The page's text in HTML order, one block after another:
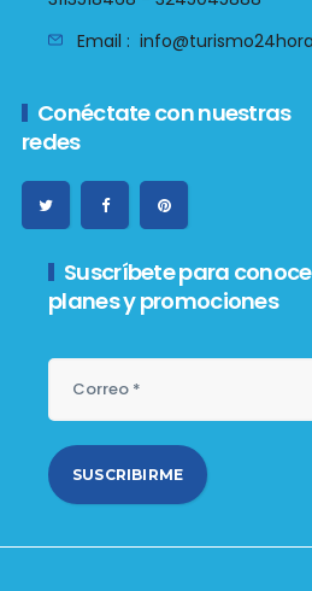
Email :
Conéctate con nuestras
redes
Suscríbete para
planes y promociones